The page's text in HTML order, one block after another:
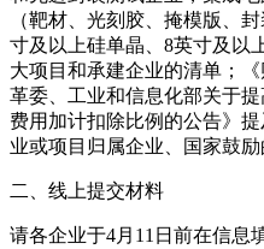
（靶材、光刻胶、掩模版、
寸及以上硅单晶、8英寸及以
大项目和承建企业的清单；
革委、工业和信息化部关于
费用加计扣除比例的公告》
业或项目归属企业、国家鼓
二、线上提交材料
请各企业于4月11日前在信息